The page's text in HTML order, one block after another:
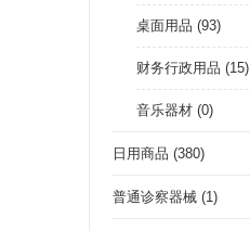
桌面用品 (93)
财务行政用品 (15)
音乐器材 (0)
日用商品 (380)
普通诊察器械 (1)